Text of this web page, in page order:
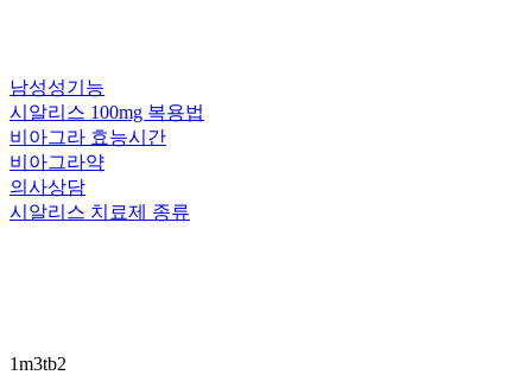
남성성기능
시알리스 100mg 복용법
비아그라 효능시간
비아그라약
의사상담
시알리스 치료제 종류
1m3tb2